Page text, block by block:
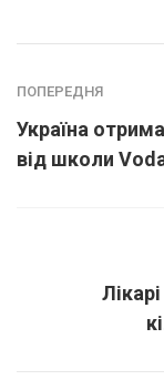
ПОПЕРЕДНЯ
Україна
від школи